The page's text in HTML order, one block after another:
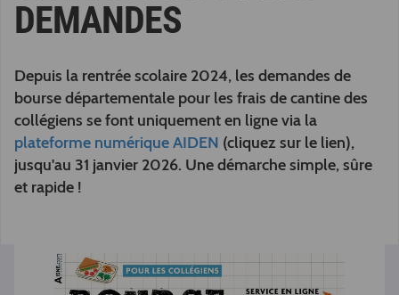
DEMANDES
Depuis la rentrée scolaire 2024, les demandes de
bourse départementale pour les frais de cantine des
collégiens se font uniquement en ligne via la
plateforme numérique AIDEN (cliquez sur le lien),
jusqu'au 31 janvier 2026. Une démarche simple, sûre
et rapide !